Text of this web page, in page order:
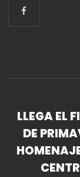
LLEGA EL
DE